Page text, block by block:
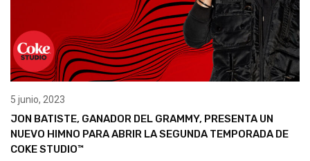
5 junio, 2023
JON BATISTE, GANADOR DEL GRAMMY, PRESENTA UN
NUEVO HIMNO PARA ABRIR LA SEGUNDA TEMPORADA DE
COKE STUDIO™